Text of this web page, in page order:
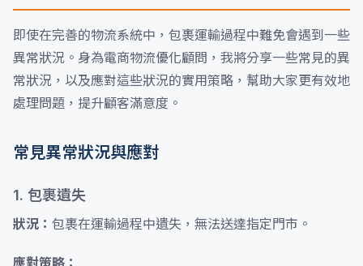
即使在完善的物流系統中，包裹運輸過程中難免會遇到一些
異常狀況。身為電商物流優化顧問，我將分享一些常見的異
常狀況，以及應對這些狀況的實用策略，幫助大家更有效地
處理問題，提升顧客滿意度。
常見異常狀況與應對
1. 包裹遺失
狀況： 包裹在運輸過程中遺失，無法送達指定門市。
應對策略：